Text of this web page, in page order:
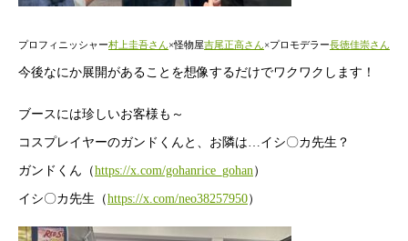
プロフィニッシャー村上圭吾さん×怪物屋吉尾正高さん×プロモデラー長徳佳崇さん
今後なにか展開があることを想像するだけでワクワクします！
ブースには珍しいお客様も～
コスプレイヤーのガンドくんと、お隣は…イシ〇カ先生？
ガンドくん（https://x.com/gohanrice_gohan）
イシ〇カ先生（https://x.com/neo38257950）